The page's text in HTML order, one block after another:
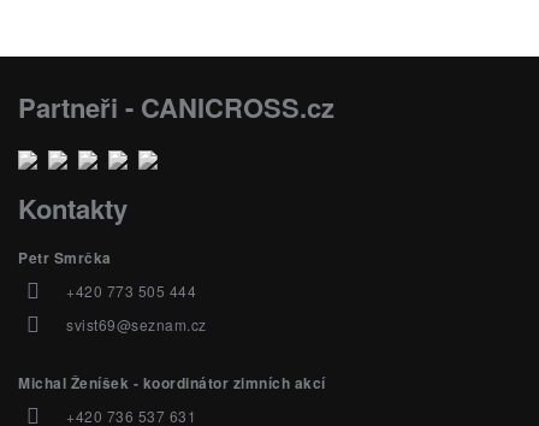
Partneři - CANICROSS.cz
Kontakty
Petr Smrčka
+420 773 505 444
svist69@seznam.cz
Michal Ženíšek - koordinátor zimních akcí
+420 736 537 631